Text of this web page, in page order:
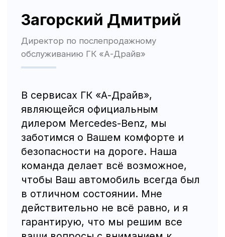
Сервис
Сервис Mercedes-Benz
Сервис BMW
Контакты
Статьи
Сервис Porsche
Сервис Voyah
Сервис AITO SERES
Сервис Volkswagen
Nissan
Haval
Evolute